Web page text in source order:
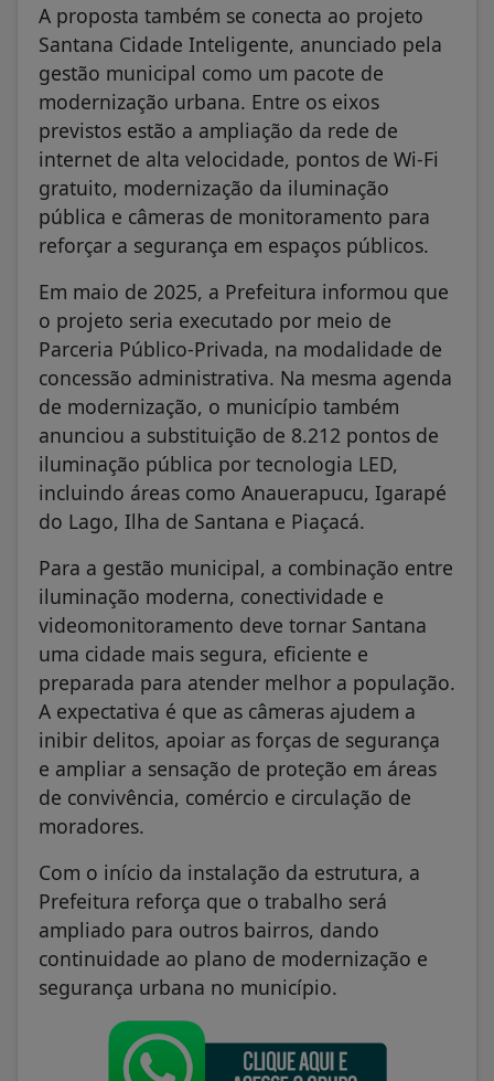
A proposta também se conecta ao projeto
Santana Cidade Inteligente, anunciado pela
gestão municipal como um pacote de
modernização urbana. Entre os eixos
previstos estão a ampliação da rede de
internet de alta velocidade, pontos de Wi-Fi
gratuito, modernização da iluminação
pública e câmeras de monitoramento para
reforçar a segurança em espaços públicos.
Em maio de 2025, a Prefeitura informou que
o projeto seria executado por meio de
Parceria Público-Privada, na modalidade de
concessão administrativa. Na mesma agenda
de modernização, o município também
anunciou a substituição de 8.212 pontos de
iluminação pública por tecnologia LED,
incluindo áreas como Anauerapucu, Igarapé
do Lago, Ilha de Santana e Piaçacá.
Para a gestão municipal, a combinação entre
iluminação moderna, conectividade e
videomonitoramento deve tornar Santana
uma cidade mais segura, eficiente e
preparada para atender melhor a população.
A expectativa é que as câmeras ajudem a
inibir delitos, apoiar as forças de segurança
e ampliar a sensação de proteção em áreas
de convivência, comércio e circulação de
moradores.
Com o início da instalação da estrutura, a
Prefeitura reforça que o trabalho será
ampliado para outros bairros, dando
continuidade ao plano de modernização e
segurança urbana no município.